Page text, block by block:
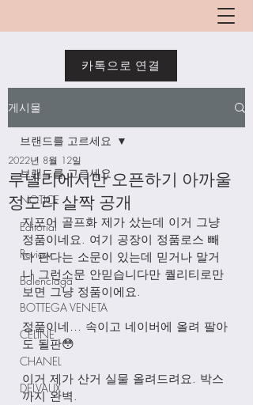
카톡으로 연결
게시물
브랜드를 고르세요
NOTICE
Editorial
Review
Balenciaga
BOTTEGA VENETA
CELINE
CHANEL
DELVAUX
브랜드를 고르세요
루넬리에서만 오픈하기 아까울
정도라 살짝 공개
2022년 8월 12일
지포어 골프화 제가 샀는데 이거 그냥
정품이네요. 여기 공장이 정품로스 빼
다 판다는 소문이 있는데 믿거나 말거
나 그런소문 안믿습니다만 퀄리티로만
보면 그냥 정품이에요.
정품이네… 속이고 네이버에 올려 팔아
도 될판😳
이거 제가 산거 실물 올려드려요. 박스
까지 완벽.